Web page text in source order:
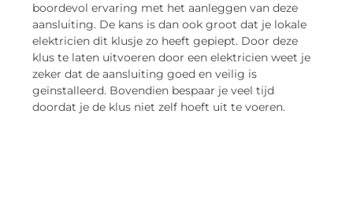
boordevol ervaring met het aanleggen van deze
aansluiting. De kans is dan ook groot dat je lokale
elektricien dit klusje zo heeft gepiept. Door deze
klus te laten uitvoeren door een elektricien weet je
zeker dat de aansluiting goed en veilig is
geïnstalleerd. Bovendien bespaar je veel tijd
doordat je de klus niet zelf hoeft uit te voeren.